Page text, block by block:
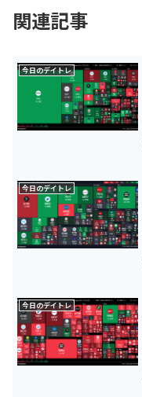
関連記事
今日のデイトレ
今日のデイトレ
今日のデイトレ